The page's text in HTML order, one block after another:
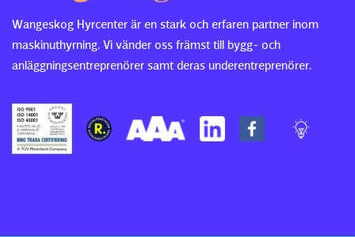
Wangeskog Hyrcenter är en stark och erfaren partner inom
maskinuthyrning. Vi vänder oss främst till bygg- och
anläggningsentreprenörer samt deras underentreprenörer.